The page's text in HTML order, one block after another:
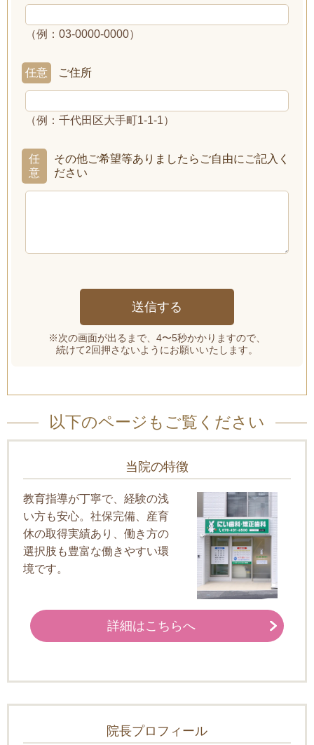
（例：03-0000-0000）
ご住所
任意
（例：千代田区大手町1-1-1）
その他ご希望等ありましたらご自由にご記入く
ださい
任
意
※次の画面が出るまで、4〜5秒かかりますので、
続けて2回押さないようにお願いいたします。
以下のページもご覧ください
当院の特徴
教育指導が丁寧で、経験の浅
い方も安心。社保完備、産育
休の取得実績あり、働き方の
選択肢も豊富な働きやすい環
境です。
詳細はこちらへ
院長プロフィール